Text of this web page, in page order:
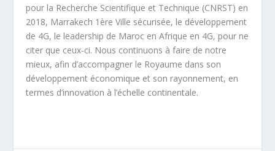
pour la Recherche Scientifique et Technique (CNRST) en
2018, Marrakech 1 ère Ville sécurisée, le développement
de 4G, le leadership de Maroc en Afrique en 4G, pour ne
citer que ceux-ci. Nous continuons à faire de notre
mieux, afin d’accompagner le Royaume dans son
développement économique et son rayonnement, en
termes d’innovation à l’échelle continentale.